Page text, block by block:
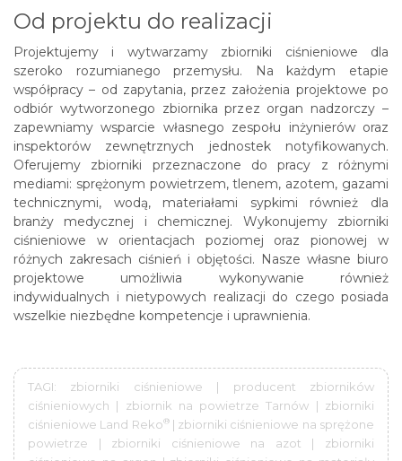
Od projektu do realizacji
Projektujemy i wytwarzamy zbiorniki ciśnieniowe dla
szeroko rozumianego przemysłu. Na każdym etapie
współpracy – od zapytania, przez założenia projektowe po
odbiór wytworzonego zbiornika przez organ nadzorczy –
zapewniamy wsparcie własnego zespołu inżynierów oraz
inspektorów zewnętrznych jednostek notyfikowanych.
Oferujemy zbiorniki przeznaczone do pracy z różnymi
mediami: sprężonym powietrzem, tlenem, azotem, gazami
technicznymi, wodą, materiałami sypkimi również dla
branży medycznej i chemicznej. Wykonujemy zbiorniki
ciśnieniowe w orientacjach poziomej oraz pionowej w
różnych zakresach ciśnień i objętości. Nasze własne biuro
projektowe umożliwia wykonywanie również
indywidualnych i nietypowych realizacji do czego posiada
wszelkie niezbędne kompetencje i uprawnienia.
TAGI: zbiorniki ciśnieniowe | producent zbiorników
ciśnieniowych | zbiornik na powietrze Tarnów | zbiorniki
ciśnieniowe Land Reko®| zbiorniki ciśnieniowe na sprężone
powietrze | zbiorniki ciśnieniowe na azot | zbiorniki